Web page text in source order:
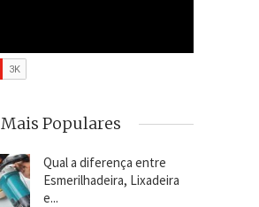
Mais Populares
Qual a diferença entre
Esmerilhadeira, Lixadeira
e...